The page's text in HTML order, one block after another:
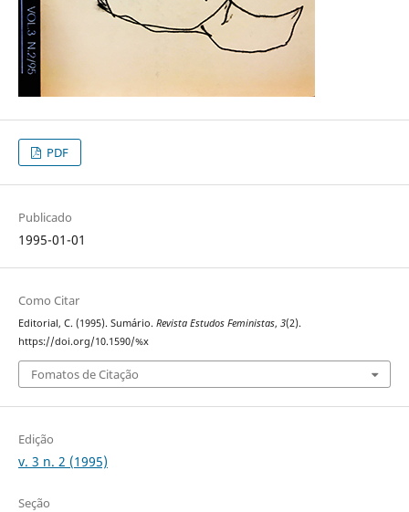
PDF
Publicado
1995-01-01
Como Citar
Editorial, C. (1995). Sumário. Revista Estudos Feministas, 3(2).
https://doi.org/10.1590/%x
Fomatos de Citação
Edição
v. 3 n. 2 (1995)
Seção